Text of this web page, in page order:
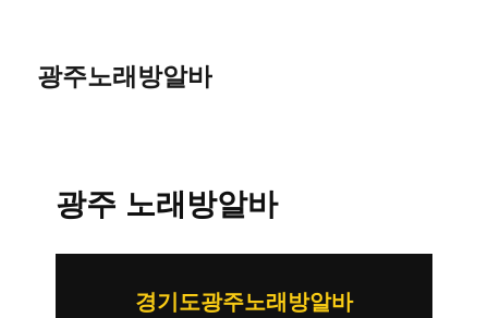
광주노래방알바
광주 노래방알바
경기도광주노래방알바